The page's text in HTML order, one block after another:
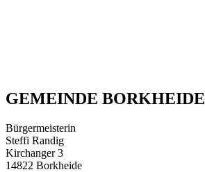
GEMEINDE BORKHEIDE
Bürgermeisterin
Steffi Randig
Kirchanger 3
14822 Borkheide